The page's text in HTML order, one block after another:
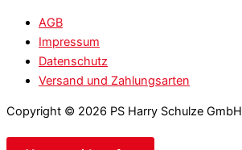
AGB
Impressum
Datenschutz
Versand und Zahlungsarten
Copyright © 2026 PS Harry Schulze GmbH